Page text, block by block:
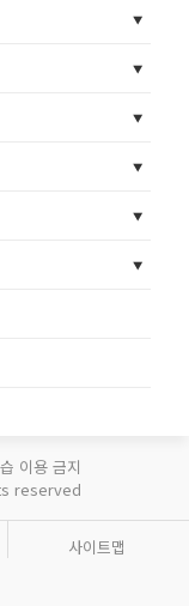
이용 금지
reserved
사이트맵